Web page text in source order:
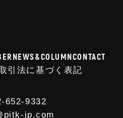
NEWS&COLUMNCONTACT
引法に基づく表記
652-9332
jp.com